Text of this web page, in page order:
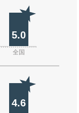
5.0
全国
4.6